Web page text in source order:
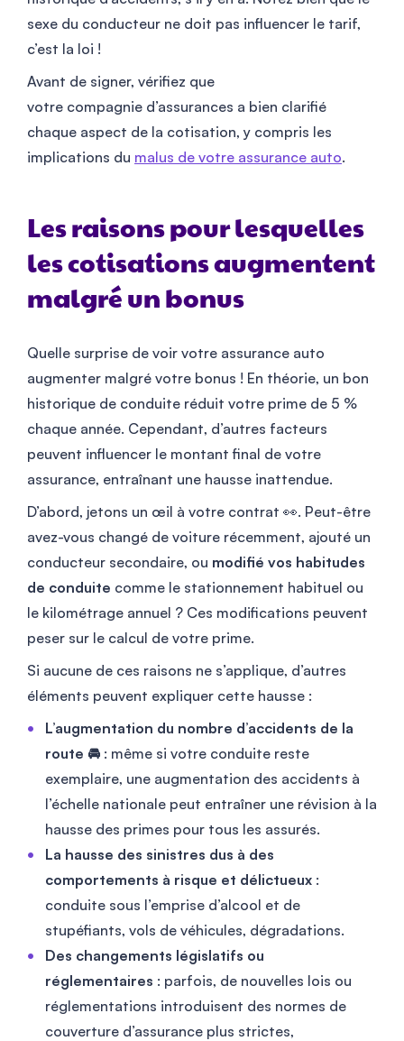
sexe du conducteur ne doit pas influencer le tarif,
c’est la loi !
Avant de signer, vérifiez que
votre compagnie d’assurances a bien clarifié
chaque aspect de la cotisation, y compris les
implications du malus de votre assurance auto.
Les raisons pour lesquelles
les cotisations augmentent
malgré un bonus
Quelle surprise de voir votre assurance auto
augmenter malgré votre bonus ! En théorie, un bon
historique de conduite réduit votre prime de 5 %
chaque année. Cependant, d’autres facteurs
peuvent influencer le montant final de votre
assurance, entraînant une hausse inattendue.
D’abord, jetons un œil à votre contrat 👀. Peut-être
avez-vous changé de voiture récemment, ajouté un
conducteur secondaire, ou modifié vos habitudes
de conduite comme le stationnement habituel ou
le kilométrage annuel ? Ces modifications peuvent
peser sur le calcul de votre prime.
Si aucune de ces raisons ne s’applique, d’autres
éléments peuvent expliquer cette hausse :
L’augmentation du nombre d’accidents de la
route 🚘 : même si votre conduite reste
exemplaire, une augmentation des accidents à
l’échelle nationale peut entraîner une révision à la
hausse des primes pour tous les assurés.
La hausse des sinistres dus à des
comportements à risque et délictueux :
conduite sous l’emprise d’alcool et de
stupéfiants, vols de véhicules, dégradations.
Des changements législatifs ou
réglementaires : parfois, de nouvelles lois ou
réglementations introduisent des normes de
couverture d’assurance plus strictes,